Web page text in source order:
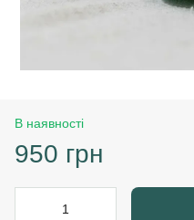
В наявності
950 грн